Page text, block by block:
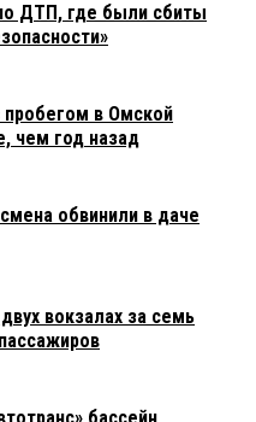
ДТП, где были сбиты
пробегом в Омской
чем год назад
обвинили в даче
вокзалах за семь